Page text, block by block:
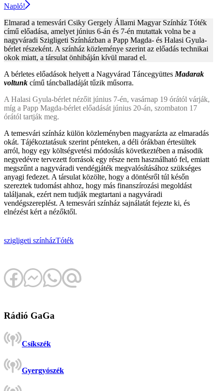
Napló!
Elmarad a temesvári Csiky Gergely Állami Magyar Színház Tóték
című előadása, amelyet június 6-án és 7-én mutattak volna be a
nagyváradi Szigligeti Színházban a Papp Magda- és Halasi Gyula-
bérlet részeként. A színház közleménye szerint az előadás technikai
okok miatt, a társulat önhibáján kívül marad el.
A bérletes előadások helyett a Nagyvárad Táncegyüttes Madarak
voltunk című táncballadáját tűzik műsorra.
A Halasi Gyula-bérlet nézőit június 7-én, vasárnap 19 órától várják,
míg a Papp Magda-bérlet előadását június 20-án, szombaton 17
órától tartják meg.
A temesvári színház külön közleményben magyarázta az elmaradás
okát. Tájékoztatásuk szerint pénteken, a déli órákban értesültek
arról, hogy egy költségvetési módosítás következtében a második
negyedévre tervezett források egy része nem használható fel, emiatt
megszűnt a nagyváradi vendégjáték megvalósításához szükséges
anyagi fedezet. A társulat közölte, hogy a döntésről túl későn
szereztek tudomást ahhoz, hogy más finanszírozási megoldást
találjanak, ezért nem tudják megtartani a nagyváradi
vendégszereplést. A temesvári színház sajnálatát fejezte ki, és
elnézést kért a nézőktől.
szigligeti színházTóték
Rádió GaGa
Csíkszék
Gyergyószék